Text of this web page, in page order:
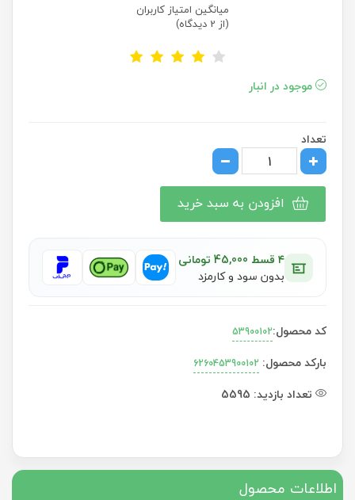
میانگین امتیاز کاربران
(از 2 دیدگاه)
موجود در انبار
تعداد
افزودن به سبد خرید
۴ قسط 45,000 تومانی
بدون سود و کارمزد
کد محصول:53900102
بارکد محصول: 6260453900102
تعداد بازدید: 5595
اطلاعات محصول